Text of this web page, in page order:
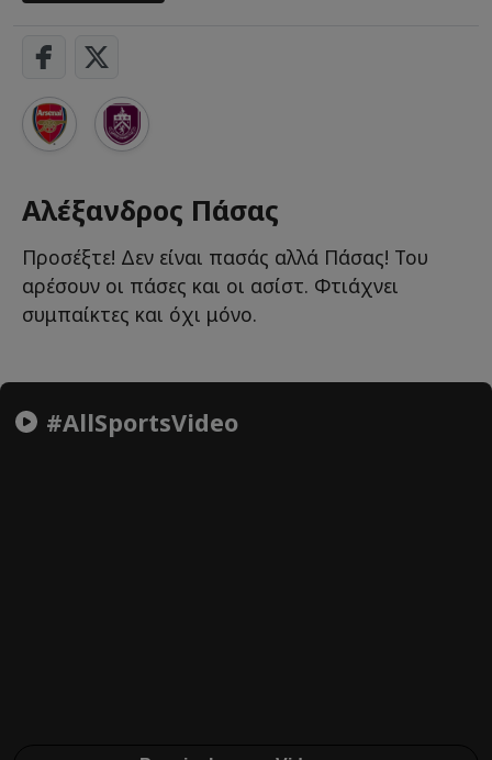
Αλέξανδρος Πάσας
Προσέξτε! Δεν είναι πασάς αλλά Πάσας! Του
αρέσουν οι πάσες και οι ασίστ. Φτιάχνει
συμπαίκτες και όχι μόνο.
#AllSportsVideo